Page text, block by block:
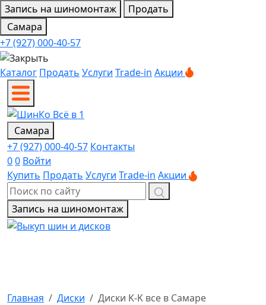
Запись на шиномонтаж
Продать
Самара
+7 (927) 000-40-57
Каталог Продать Услуги Trade-in Акции
Самара
+7 (927) 000-40-57 Контакты
00 Войти
Купить Продать Услуги Trade-in Акции
Запись на шиномонтаж
Главная Диски Диски K-K все в Самаре